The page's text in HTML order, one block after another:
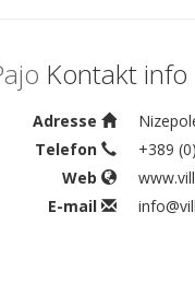
Kontakt info
Adresse
Telefon
+389
Web
E-mail